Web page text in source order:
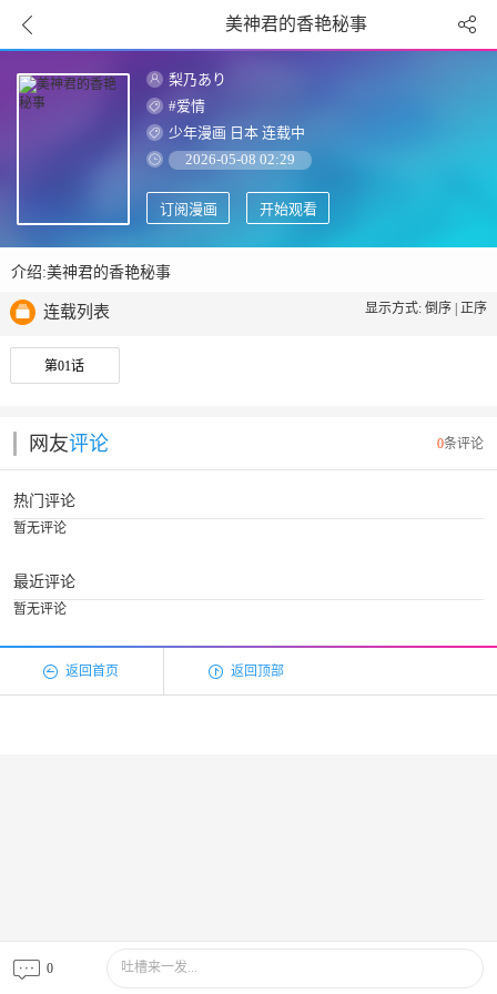
美神君的香艳秘事
梨乃あり
#爱情
少年漫画 日本 连载中
2026-05-08 02:29
订阅漫画 开始观看
介绍:美神君的香艳秘事
连载列表 显示方式: 倒序 |正序
第01话
0条评论
网友评论
热门评论
暂无评论
最近评论
暂无评论
0 吐槽来一发...
返回首页 返回顶部